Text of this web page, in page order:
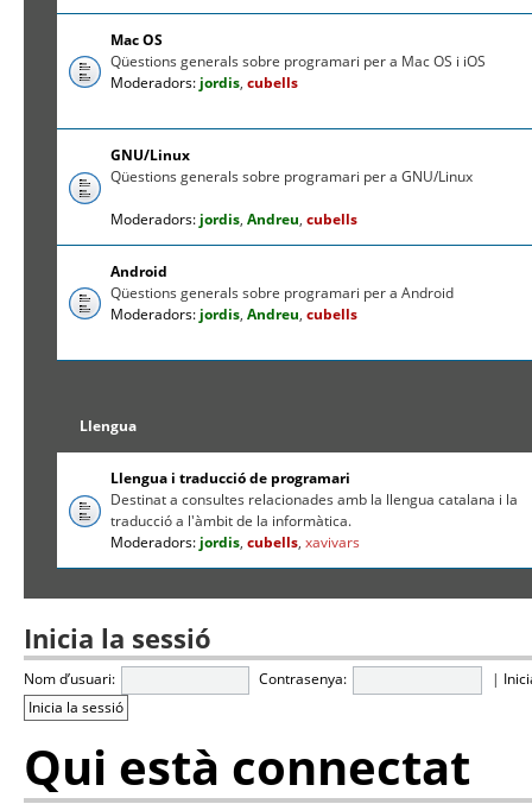
Mac OS
Qüestions generals sobre programari per a Mac OS i iOS
Moderadors: jordis,cubells
GNU/Linux
Qüestions generals sobre programari per a GNU/Linux
Moderadors: jordis,Andreu,cubells
Android
Qüestions generals sobre programari per a Android
Moderadors: jordis,Andreu,cubells
Llengua
Llengua i traducció de programari
Destinat a consultes relacionades amb la llengua catalana i la
traducció a l'àmbit de la informàtica.
Moderadors: jordis,cubells,xavivars
Inicia la sessió
Nom d’usuari: Contrasenya: |
Qui està connectat